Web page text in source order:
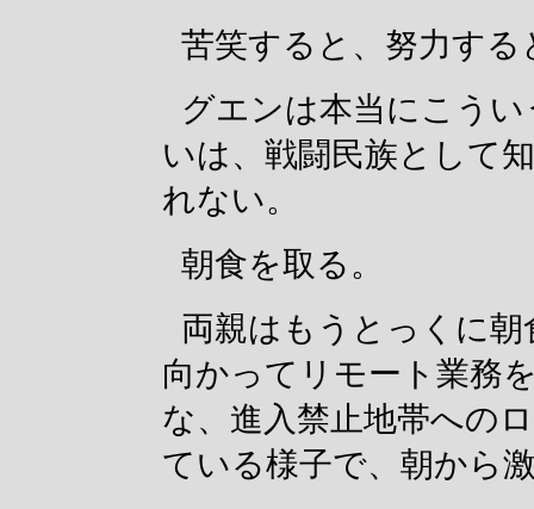
苦笑すると、努力する
グエンは本当にこう
いは、戦闘民族として
れない。
朝食を取る。
両親はもうとっくに
向かってリモート業務
な、進入禁止地帯への
ている様子で、朝から